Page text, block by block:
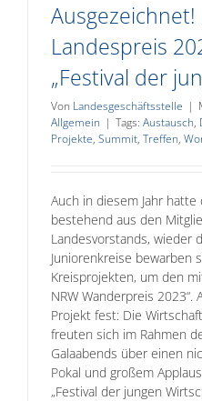
Ausgezeichnet!
Landespreis
„Festival der
Von Landesgeschäftsstelle |
Allgemein | Tags: Austausch,
Projekte, Summit, Treffen,
Auch in diesem Jahr hatte
bestehend aus den
Landesvorstands, wieder
Juniorenkreise bewarben
Kreisprojekten, um den
NRW Wanderpreis 2023“.
Projekt fest: Die
freuten sich im Rahmen
Galaabends über einen
Pokal und großem
„Festival der jungen